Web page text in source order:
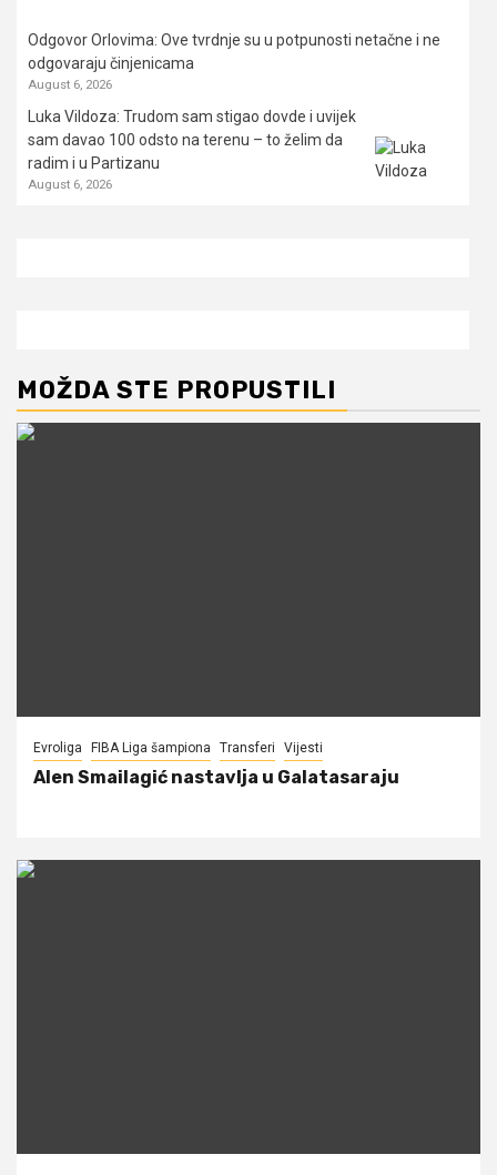
Odgovor Orlovima: ​Ove tvrdnje su u potpunosti netačne i ne
odgovaraju činjenicama
August 6, 2026
Luka Vildoza: Trudom sam stigao dovde i uvijek
sam davao 100 odsto na terenu – to želim da
radim i u Partizanu
August 6, 2026
MOŽDA STE PROPUSTILI
Evroliga FIBA Liga šampiona Transferi Vijesti
Alen Smailagić nastavlja u Galatasaraju